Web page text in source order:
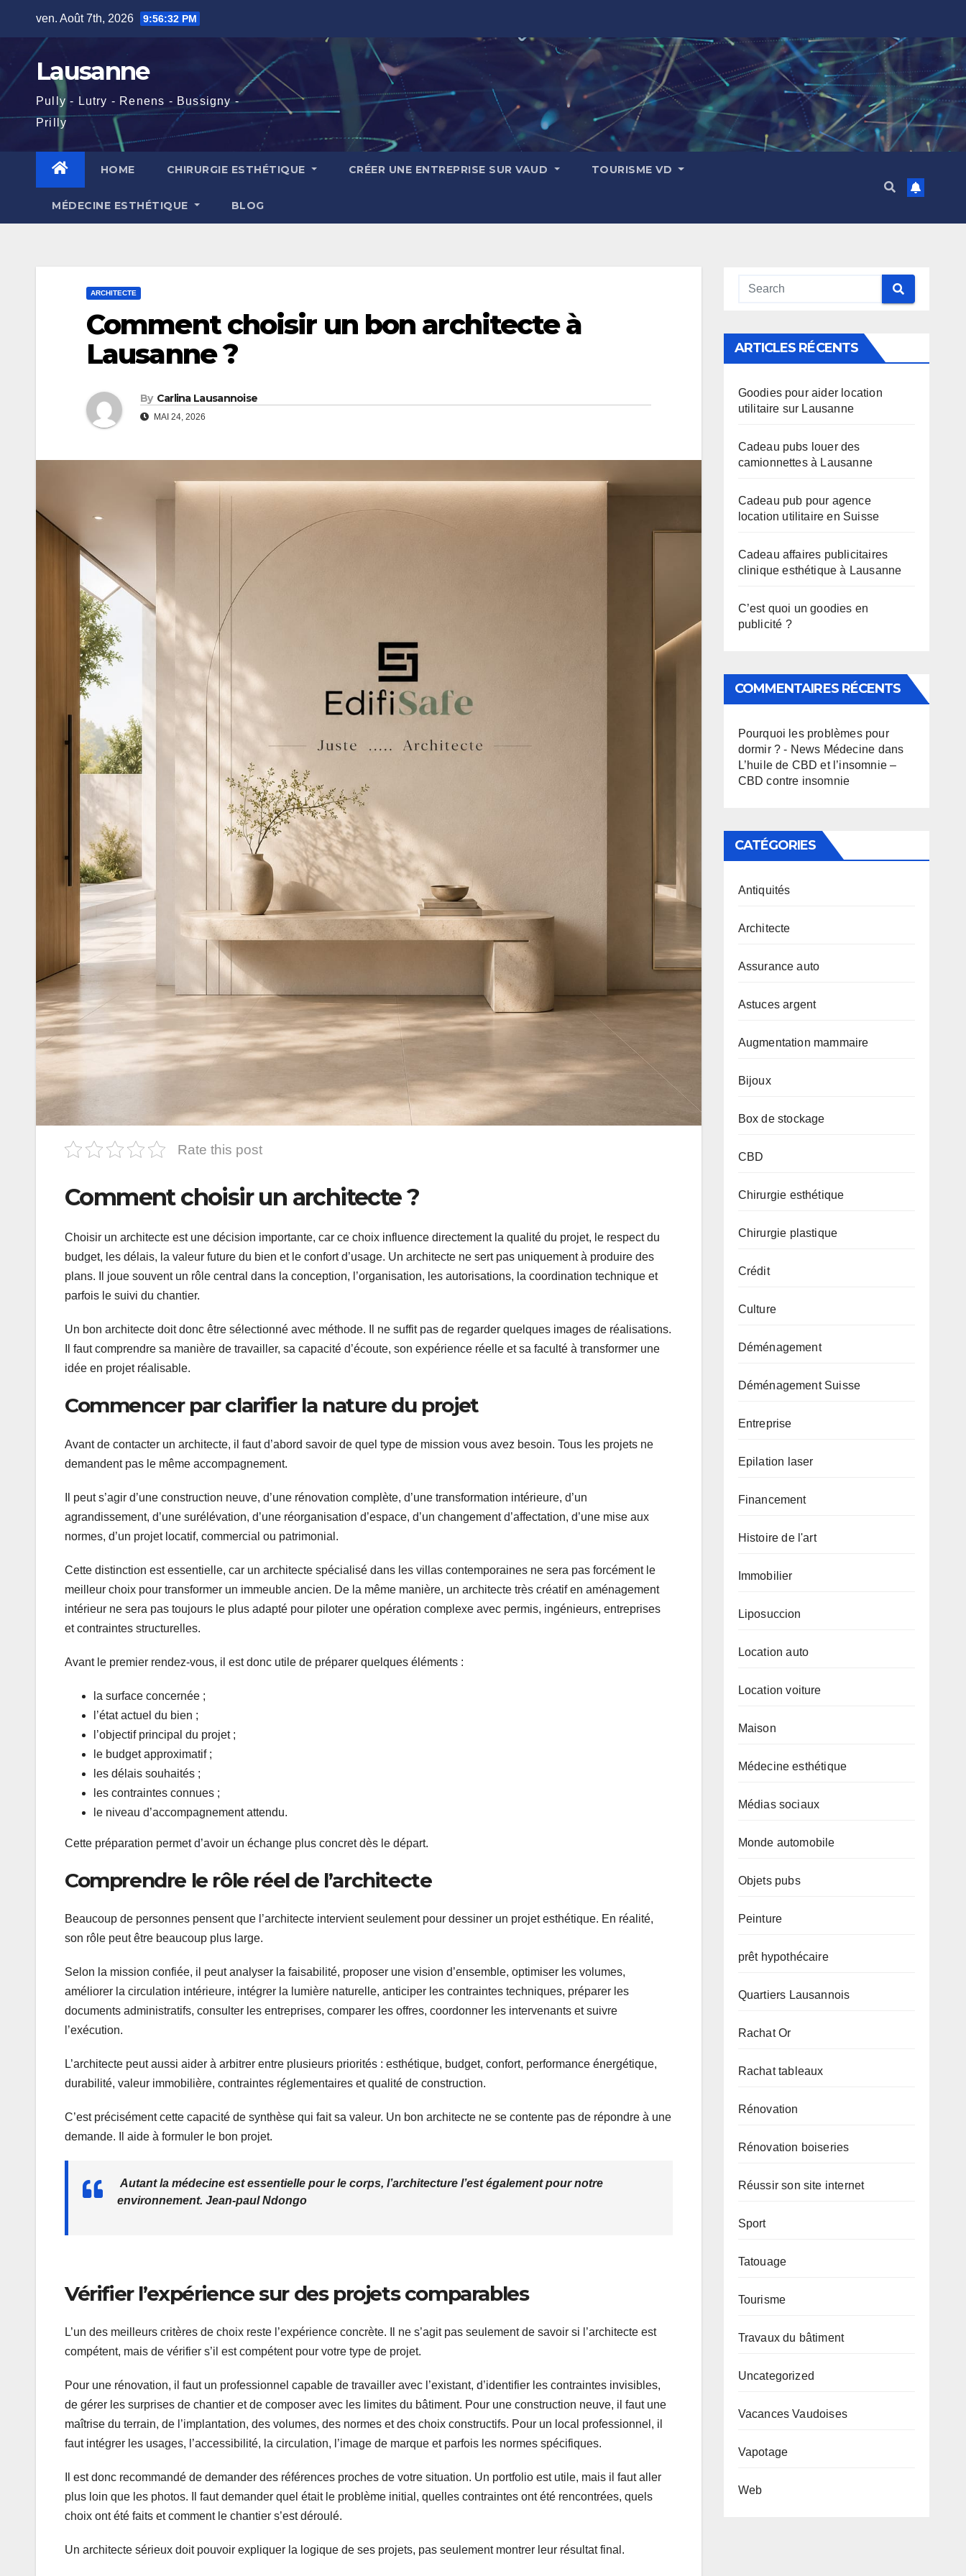
content
ven. Août 7th, 2026 9:56:33 PM
Lausanne
Pully - Lutry - Renens - Bussigny -
Prilly
HOME CHIRURGIE ESTHÉTIQUE CRÉER UNE ENTREPRISE SUR VAUD TOURISME VD
MÉDECINE ESTHÉTIQUE BLOG
ARCHITECTE
Comment choisir un bon architecte à
Lausanne ?
By Carlina Lausannoise
MAI 24, 2026
Rate this post
Comment choisir un architecte ?
Choisir un architecte est une décision importante, car ce choix influence directement la qualité du projet, le respect du
budget, les délais, la valeur future du bien et le confort d’usage. Un architecte ne sert pas uniquement à produire des
plans. Il joue souvent un rôle central dans la conception, l’organisation, les autorisations, la coordination technique et
parfois le suivi du chantier.
Un bon architecte doit donc être sélectionné avec méthode. Il ne suffit pas de regarder quelques images de réalisations.
Il faut comprendre sa manière de travailler, sa capacité d’écoute, son expérience réelle et sa faculté à transformer une
idée en projet réalisable.
Commencer par clarifier la nature du projet
Avant de contacter un architecte, il faut d’abord savoir de quel type de mission vous avez besoin. Tous les projets ne
demandent pas le même accompagnement.
Il peut s’agir d’une construction neuve, d’une rénovation complète, d’une transformation intérieure, d’un
agrandissement, d’une surélévation, d’une réorganisation d’espace, d’un changement d’affectation, d’une mise aux
normes, d’un projet locatif, commercial ou patrimonial.
Cette distinction est essentielle, car un architecte spécialisé dans les villas contemporaines ne sera pas forcément le
meilleur choix pour transformer un immeuble ancien. De la même manière, un architecte très créatif en aménagement
intérieur ne sera pas toujours le plus adapté pour piloter une opération complexe avec permis, ingénieurs, entreprises
et contraintes structurelles.
Avant le premier rendez-vous, il est donc utile de préparer quelques éléments :
la surface concernée ;
l’état actuel du bien ;
l’objectif principal du projet ;
le budget approximatif ;
les délais souhaités ;
les contraintes connues ;
le niveau d’accompagnement attendu.
Cette préparation permet d’avoir un échange plus concret dès le départ.
Comprendre le rôle réel de l’architecte
Beaucoup de personnes pensent que l’architecte intervient seulement pour dessiner un projet esthétique. En réalité,
son rôle peut être beaucoup plus large.
Selon la mission confiée, il peut analyser la faisabilité, proposer une vision d’ensemble, optimiser les volumes,
améliorer la circulation intérieure, intégrer la lumière naturelle, anticiper les contraintes techniques, préparer les
documents administratifs, consulter les entreprises, comparer les offres, coordonner les intervenants et suivre
l’exécution.
L’architecte peut aussi aider à arbitrer entre plusieurs priorités : esthétique, budget, confort, performance énergétique,
durabilité, valeur immobilière, contraintes réglementaires et qualité de construction.
C’est précisément cette capacité de synthèse qui fait sa valeur. Un bon architecte ne se contente pas de répondre à une
demande. Il aide à formuler le bon projet.
Autant la médecine est essentielle pour le corps, l’architecture l’est également pour notre
environnement. Jean-paul Ndongo
Vérifier l’expérience sur des projets comparables
L’un des meilleurs critères de choix reste l’expérience concrète. Il ne s’agit pas seulement de savoir si l’architecte est
compétent, mais de vérifier s’il est compétent pour votre type de projet.
Pour une rénovation, il faut un professionnel capable de travailler avec l’existant, d’identifier les contraintes invisibles,
de gérer les surprises de chantier et de composer avec les limites du bâtiment. Pour une construction neuve, il faut une
maîtrise du terrain, de l’implantation, des volumes, des normes et des choix constructifs. Pour un local professionnel, il
faut intégrer les usages, l’accessibilité, la circulation, l’image de marque et parfois les normes spécifiques.
Il est donc recommandé de demander des références proches de votre situation. Un portfolio est utile, mais il faut aller
plus loin que les photos. Il faut demander quel était le problème initial, quelles contraintes ont été rencontrées, quels
choix ont été faits et comment le chantier s’est déroulé.
Un architecte sérieux doit pouvoir expliquer la logique de ses projets, pas seulement montrer leur résultat final.
ARTICLES RÉCENTS
Goodies pour aider location
utilitaire sur Lausanne
Cadeau pubs louer des
camionnettes à Lausanne
Cadeau pub pour agence
location utilitaire en Suisse
Cadeau affaires publicitaires
clinique esthétique à Lausanne
C’est quoi un goodies en
publicité ?
COMMENTAIRES RÉCENTS
Pourquoi les problèmes pour
dormir ? - News Médecine dans
L’huile de CBD et l’insomnie –
CBD contre insomnie
CATÉGORIES
Antiquités
Architecte
Assurance auto
Astuces argent
Augmentation mammaire
Bijoux
Box de stockage
CBD
Chirurgie esthétique
Chirurgie plastique
Crédit
Culture
Déménagement
Déménagement Suisse
Entreprise
Epilation laser
Financement
Histoire de l'art
Immobilier
Liposuccion
Location auto
Location voiture
Maison
Médecine esthétique
Médias sociaux
Monde automobile
Objets pubs
Peinture
prêt hypothécaire
Quartiers Lausannois
Rachat Or
Rachat tableaux
Rénovation
Rénovation boiseries
Réussir son site internet
Sport
Tatouage
Tourisme
Travaux du bâtiment
Uncategorized
Vacances Vaudoises
Vapotage
Web